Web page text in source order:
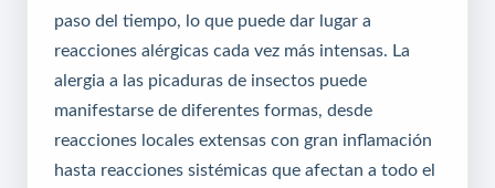
paso del tiempo, lo que puede dar lugar a
reacciones alérgicas cada vez más intensas. La
alergia a las picaduras de insectos puede
manifestarse de diferentes formas, desde
reacciones locales extensas con gran inflamación
hasta reacciones sistémicas que afectan a todo el